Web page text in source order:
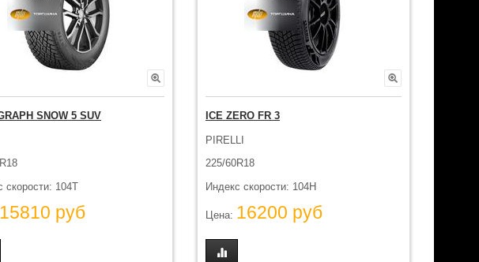
SNOW 5 SUV
скорости: 104T
15810 руб
ICE ZERO FR 3
PIRELLI
225/60R18
Индекс скорости: 104H
Цена: 16200 руб